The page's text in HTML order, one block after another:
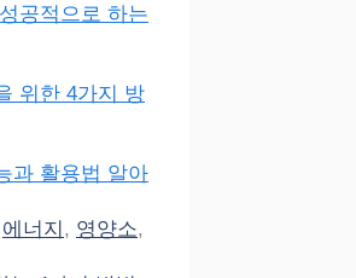
공적으로 하는
위한 4가지 방
과 활용법 알아
에너지 , 영양소,